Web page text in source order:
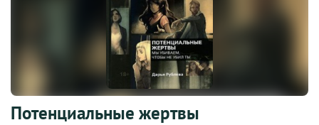
Потенциальные жертвы